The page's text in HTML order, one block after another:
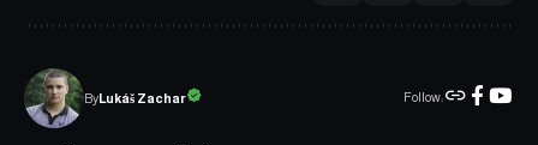
ByLukáš Zachar Follow: